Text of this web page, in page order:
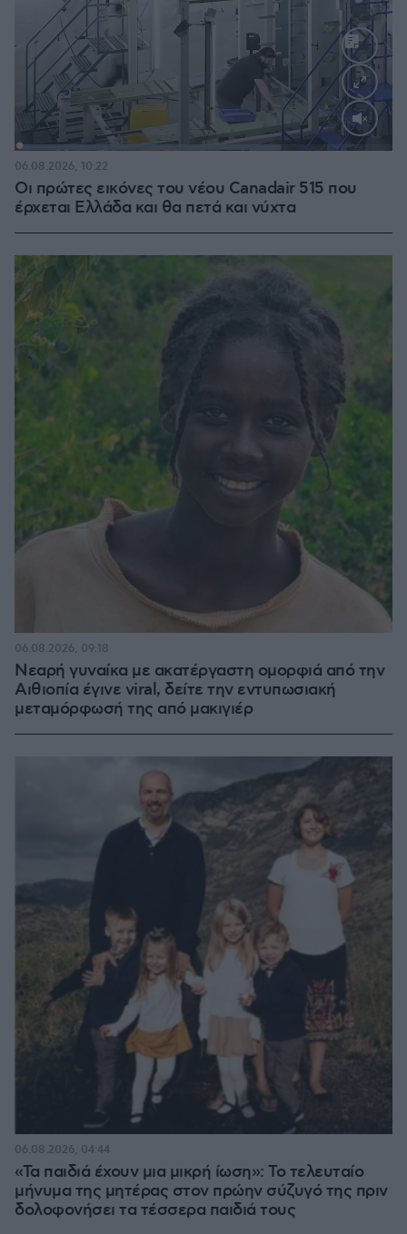
Loaded:
Οι πρώτες εικόνες του νέου Canadair 515 που
έρχεται Ελλάδα και θα πετά και νύχτα
06.08.2026, 10:22
Νεαρή γυναίκα με ακατέργαστη ομορφιά από την
Αιθιοπία έγινε viral, δείτε την εντυπωσιακή
μεταμόρφωσή της από μακιγιέρ
06.08.2026, 09:18
«Τα παιδιά έχουν μια μικρή ίωση»: Το τελευταίο
μήνυμα της μητέρας στον πρώην σύζυγό της πριν
δολοφονήσει τα τέσσερα παιδιά τους
06.08.2026, 04:44